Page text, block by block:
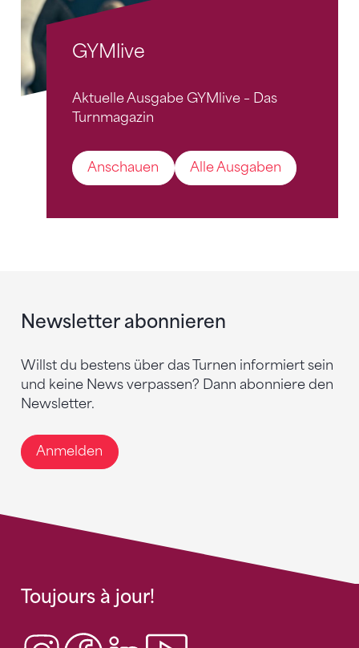
GYMlive
Aktuelle Ausgabe GYMlive – Das
Turnmagazin
Anschauen Alle Ausgaben
Newsletter abonnieren
Willst du bestens über das Turnen informiert sein
und keine News verpassen? Dann abonniere den
Newsletter.
Anmelden
Toujours à jour!